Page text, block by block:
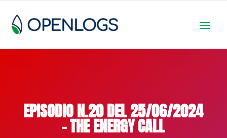
EPISODIO N.20 DEL 25/06/2024
– THE ENERGY CALL